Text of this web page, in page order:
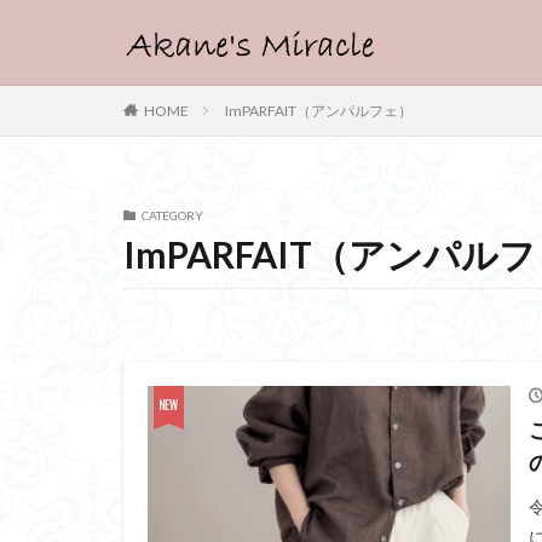
HOME ImPARFAIT（アンパルフェ）
CATEGORY
ImPARFAIT（アンパル